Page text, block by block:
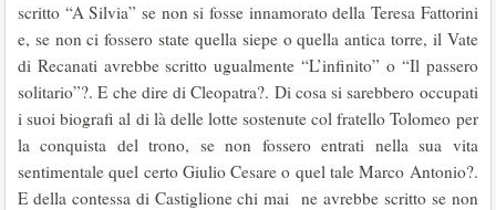
scritto “A Silvia” se non si fosse innamorato della Teresa Fattorini
e, se non ci fossero state quella siepe o quella antica torre, il Vate
di Recanati avrebbe scritto ugualmente “L’infinito” o “Il passero
solitario”?. E che dire di Cleopatra?. Di cosa si sarebbero occupati
i suoi biografi al di là delle lotte sostenute col fratello Tolomeo per
la conquista del trono, se non fossero entrati nella sua vita
sentimentale quel certo Giulio Cesare o quel tale Marco Antonio?.
E della contessa di Castiglione chi mai ne avrebbe scritto se non